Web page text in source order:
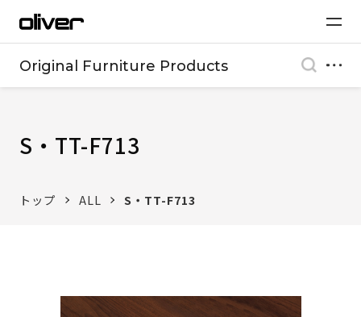
Original Furniture Products
S・TT-F713
トップ ALL S・TT-F713